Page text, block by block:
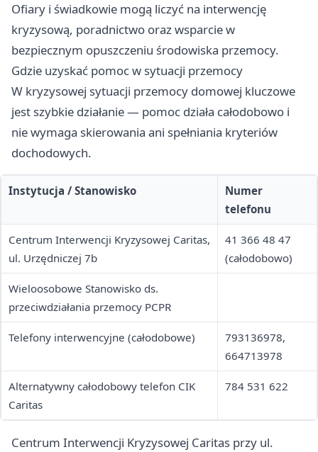
Ofiary i świadkowie mogą liczyć na interwencję
kryzysową, poradnictwo oraz wsparcie w
bezpiecznym opuszczeniu środowiska przemocy.
Gdzie uzyskać pomoc w sytuacji przemocy
W kryzysowej sytuacji przemocy domowej kluczowe
jest szybkie działanie — pomoc działa całodobowo i
nie wymaga skierowania ani spełniania kryteriów
dochodowych.
Instytucja / Stanowisko
Numer
telefonu
Centrum Interwencji Kryzysowej Caritas,
ul. Urzędniczej 7b
41 366 48 47
(całodobowo)
Wieloosobowe Stanowisko ds.
przeciwdziałania przemocy PCPR
Telefony interwencyjne (całodobowe)
793136978,
664713978
Alternatywny całodobowy telefon CIK
Caritas
784 531 622
Centrum Interwencji Kryzysowej Caritas przy ul.